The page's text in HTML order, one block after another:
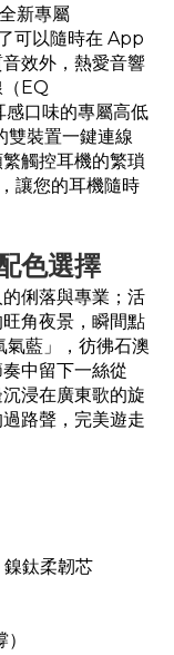
新專屬
可以隨時在 App
效外，熱愛音響
（EQ
口味的專屬高低
雙裝置一鍵連線
觸控耳機的繁瑣
讓您的耳機隨時
色選擇
俐落與專業；活
角夜景，瞬間點
氣藍」，彷彿石澳
中留下一絲從
浸在廣東歌的旋
路聲，完美遊走
鈦柔韌芯